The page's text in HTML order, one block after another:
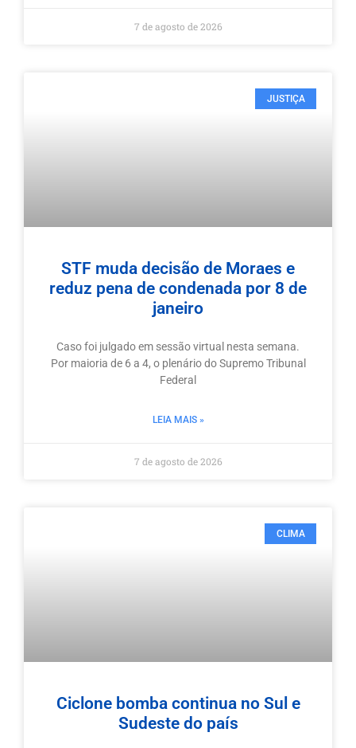
7 de agosto de 2026
JUSTIÇA
STF muda decisão de Moraes e
reduz pena de condenada por 8 de
janeiro
Caso foi julgado em sessão virtual nesta semana.
Por maioria de 6 a 4, o plenário do Supremo Tribunal
Federal
LEIA MAIS »
7 de agosto de 2026
CLIMA
Ciclone bomba continua no Sul e
Sudeste do país